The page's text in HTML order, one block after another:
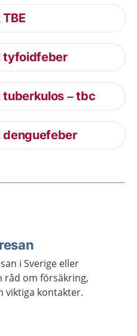
tyfoidfeber
– tbc
i Sverige eller
råd om försäkring,
viktiga kontakter.